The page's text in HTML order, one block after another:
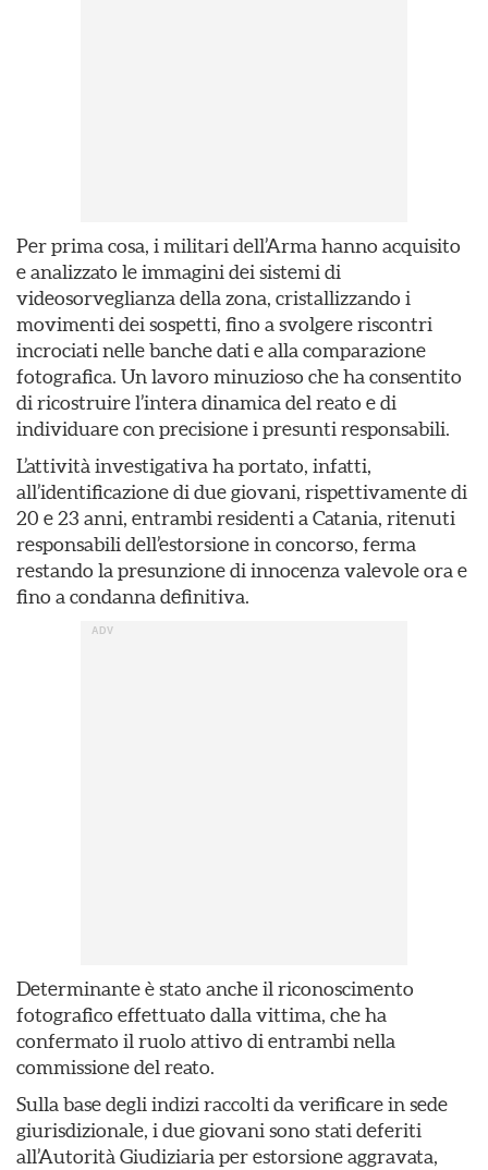
Per prima cosa, i militari dell’Arma hanno acquisito
e analizzato le immagini dei sistemi di
videosorveglianza della zona, cristallizzando i
movimenti dei sospetti, fino a svolgere riscontri
incrociati nelle banche dati e alla comparazione
fotografica. Un lavoro minuzioso che ha consentito
di ricostruire l’intera dinamica del reato e di
individuare con precisione i presunti responsabili.
L’attività investigativa ha portato, infatti,
all’identificazione di due giovani, rispettivamente di
20 e 23 anni, entrambi residenti a Catania, ritenuti
responsabili dell’estorsione in concorso, ferma
restando la presunzione di innocenza valevole ora e
fino a condanna definitiva.
Determinante è stato anche il riconoscimento
fotografico effettuato dalla vittima, che ha
confermato il ruolo attivo di entrambi nella
commissione del reato.
Sulla base degli indizi raccolti da verificare in sede
giurisdizionale, i due giovani sono stati deferiti
all’Autorità Giudiziaria per estorsione aggravata,